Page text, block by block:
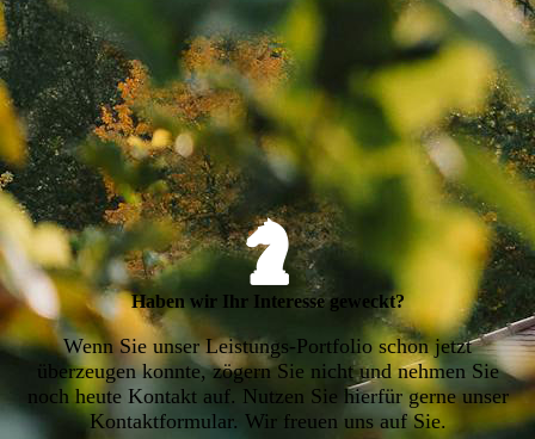
Haben wir Ihr Interesse geweckt?
Wenn Sie unser Leistungs-Portfolio schon jetzt
überzeugen konnte, zögern Sie nicht und nehmen Sie
noch heute Kontakt auf. Nutzen Sie hierfür gerne unser
Kontaktformular. Wir freuen uns auf Sie.